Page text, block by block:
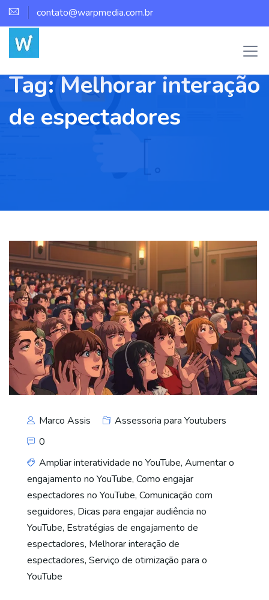
contato@warpmedia.com.br
Tag:Melhorar interação
de espectadores
Marco Assis
Assessoria para Youtubers
0
Ampliar interatividade no YouTube, Aumentar o
engajamento no YouTube, Como engajar
espectadores no YouTube, Comunicação com
seguidores, Dicas para engajar audiência no
YouTube, Estratégias de engajamento de
espectadores, Melhorar interação de
espectadores, Serviço de otimização para o
YouTube